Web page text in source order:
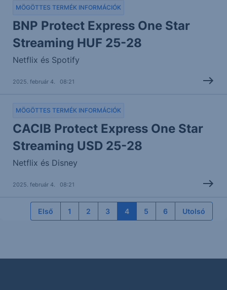
MÖGÖTTES TERMÉK INFORMÁCIÓK
BNP Protect Express One Star
Streaming HUF 25-28
Netflix és Spotify
2025. február 4. 08:21
MÖGÖTTES TERMÉK INFORMÁCIÓK
CACIB Protect Express One Star
Streaming USD 25-28
Netflix és Disney
2025. február 4. 08:21
Első 1 2 3 4 5 6 Utolsó